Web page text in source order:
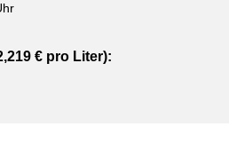
€ pro Liter):